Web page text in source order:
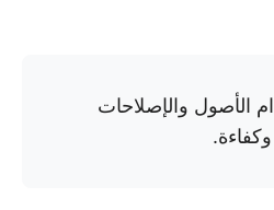
الأصول والإصلاحات